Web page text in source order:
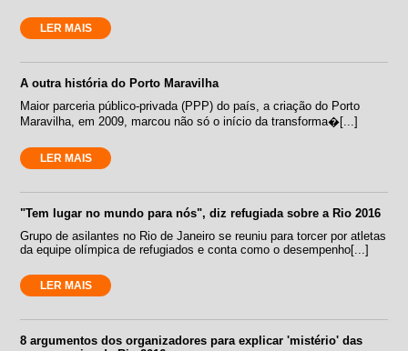
LER MAIS
A outra história do Porto Maravilha
Maior parceria público-privada (PPP) do país, a criação do Porto
Maravilha, em 2009, marcou não só o início da transforma�[...]
LER MAIS
"Tem lugar no mundo para nós", diz refugiada sobre a Rio 2016
Grupo de asilantes no Rio de Janeiro se reuniu para torcer por atletas
da equipe olímpica de refugiados e conta como o desempenho[...]
LER MAIS
8 argumentos dos organizadores para explicar 'mistério' das